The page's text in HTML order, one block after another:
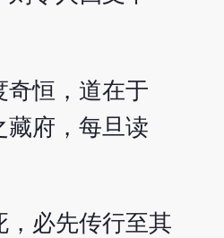
奇恒，道在于
藏府，每旦读
必先传行至其